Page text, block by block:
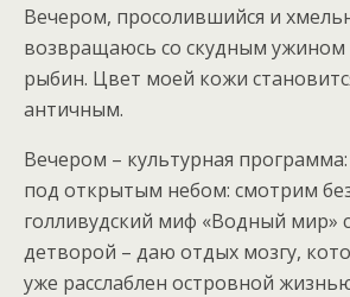
Вечером, просолившийся и
возвращаюсь со скудным ужином
рыбин. Цвет моей кожи
античным.
Вечером – культурная
под открытым небом: смотрим
голливудский миф «Водный мир»
детворой – даю отдых мозгу,
уже расслаблен островной